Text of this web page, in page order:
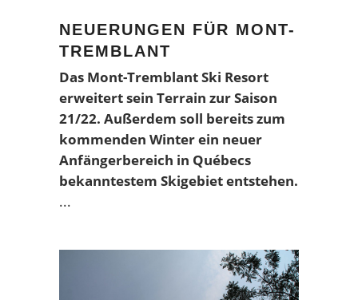
NEUERUNGEN FÜR MONT-
TREMBLANT
Das Mont-Tremblant Ski Resort
erweitert sein Terrain zur Saison
21/22. Außerdem soll bereits zum
kommenden Winter ein neuer
Anfängerbereich in Québecs
bekanntestem Skigebiet entstehen.